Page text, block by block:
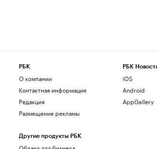
РБК
О компании
Контактная информация
Редакция
Размещение рекламы
Другие продукты РБК
РБК
iOS
Android
AppGallery